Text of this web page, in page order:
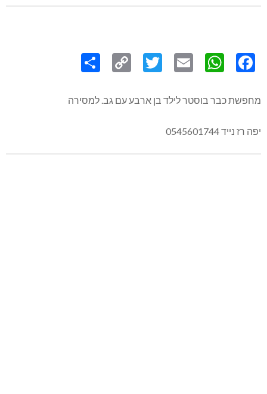
Link
מחפשת כבר בוסטר לילד בן ארבע עם גב. למסירה
יפה רז נייד 0545601744